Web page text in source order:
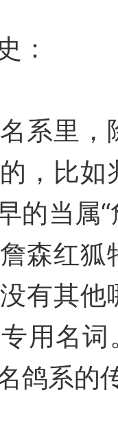
：
系里
，比
的当属
森红
有其
用名词
鸽系的